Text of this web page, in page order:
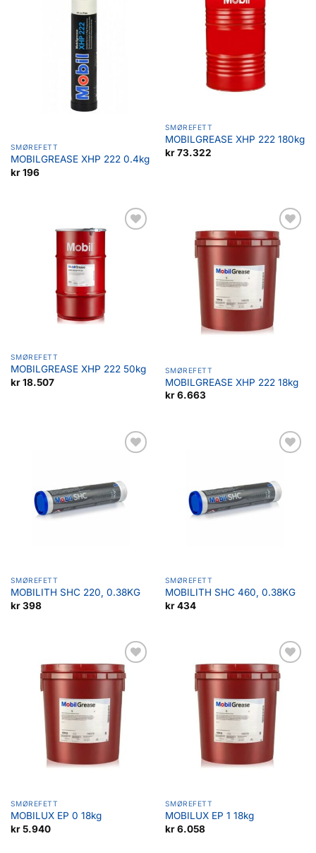
SMØREFETT
MOBILGREASE XHP 222 0.4kg
kr196
favoritter
SMØREFETT
MOBILGREASE XHP 222 180kg
kr73.322
SMØREFETT
MOBILGREASE XHP 222 50kg
kr18.507
Legg til
favoritter
SMØREFETT
MOBILGREASE XHP 222 18kg
kr6.663
SMØREFETT
MOBILITH SHC 220, 0.38KG
kr398
SMØREFETT
MOBILITH SHC 460, 0.38KG
kr434
Legg til
favoritter
SMØREFETT
MOBILUX EP 0 18kg
kr5.940
Legg til
favoritter
SMØREFETT
MOBILUX EP 1 18kg
kr6.058